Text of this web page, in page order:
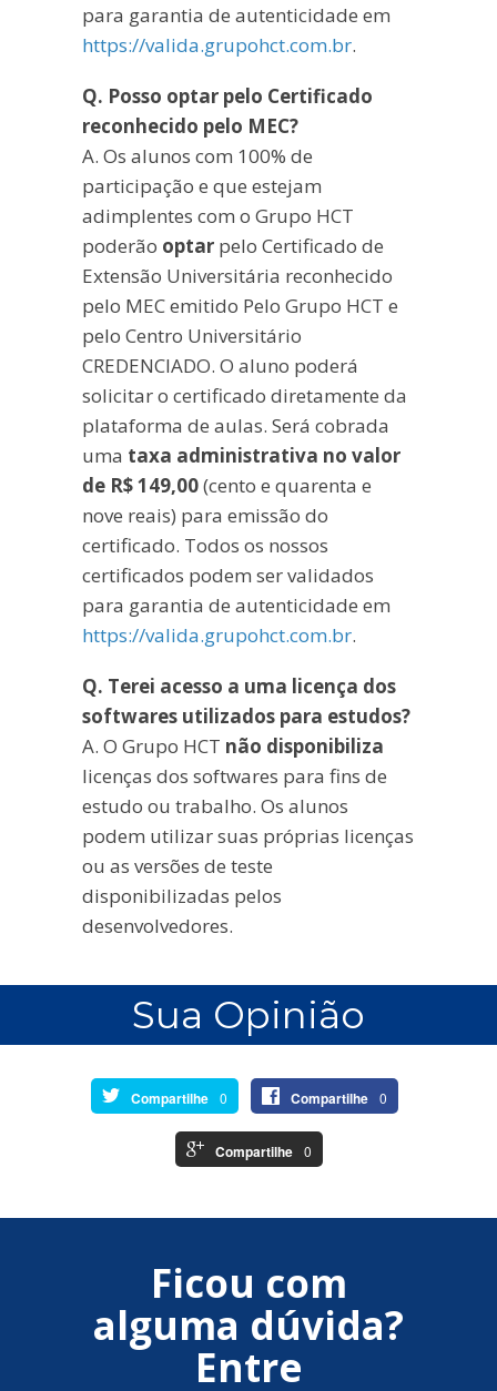
para garantia de autenticidade em
https://valida.grupohct.com.br.
Q. Posso optar pelo Certificado
reconhecido pelo MEC?
A. Os alunos com 100% de
participação e que estejam
adimplentes com o Grupo HCT
poderão optar pelo Certificado de
Extensão Universitária reconhecido
pelo MEC emitido Pelo Grupo HCT e
pelo Centro Universitário
CREDENCIADO. O aluno poderá
solicitar o certificado diretamente da
plataforma de aulas. Será cobrada
uma taxa administrativa no valor
de R$ 149,00(cento e quarenta e
nove reais) para emissão do
certificado. Todos os nossos
certificados podem ser validados
para garantia de autenticidade em
https://valida.grupohct.com.br.
Q. Terei acesso a uma licença dos
softwares utilizados para estudos?
A. O Grupo HCT não disponibiliza
licenças dos softwares para fins de
estudo ou trabalho. Os alunos
podem utilizar suas próprias licenças
ou as versões de teste
disponibilizadas pelos
desenvolvedores.
Sua Opinião
0
Compartilhe 0
Compartilhe
0
Compartilhe
Ficou com
alguma dúvida?
Entre